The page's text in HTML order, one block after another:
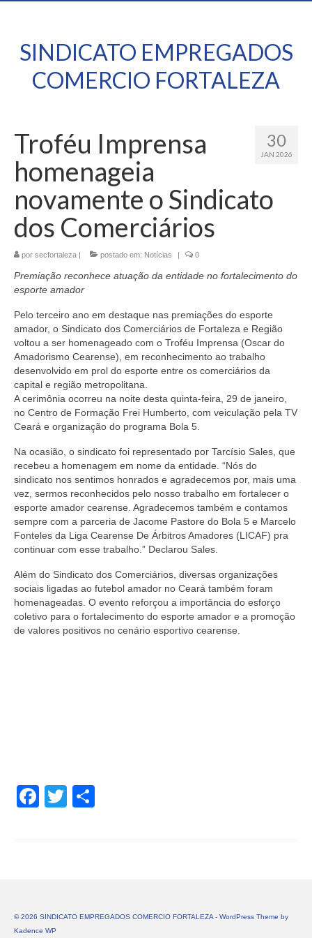
SINDICATO EMPREGADOS
COMERCIO FORTALEZA
30
JAN 2026
Troféu Imprensa
homenageia
novamente o Sindicato
dos Comerciários
por secfortaleza | postado em: Notícias | 0
Premiação reconhece atuação da entidade no fortalecimento do
esporte amador
Pelo terceiro ano em destaque nas premiações do esporte
amador, o Sindicato dos Comerciários de Fortaleza e Região
voltou a ser homenageado com o Troféu Imprensa (Oscar do
Amadorismo Cearense), em reconhecimento ao trabalho
desenvolvido em prol do esporte entre os comerciários da
capital e região metropolitana.
A cerimônia ocorreu na noite desta quinta-feira, 29 de janeiro,
no Centro de Formação Frei Humberto, com veiculação pela TV
Ceará e organização do programa Bola 5.
Na ocasião, o sindicato foi representado por Tarcísio Sales, que
recebeu a homenagem em nome da entidade. “Nós do
sindicato nos sentimos honrados e agradecemos por, mais uma
vez, sermos reconhecidos pelo nosso trabalho em fortalecer o
esporte amador cearense. Agradecemos também e contamos
sempre com a parceria de Jacome Pastore do Bola 5 e Marcelo
Fonteles da Liga Cearense De Árbitros Amadores (LICAF) pra
continuar com esse trabalho.” Declarou Sales.
Além do Sindicato dos Comerciários, diversas organizações
sociais ligadas ao futebol amador no Ceará também foram
homenageadas. O evento reforçou a importância do esforço
coletivo para o fortalecimento do esporte amador e a promoção
de valores positivos no cenário esportivo cearense.
Facebook
Twitter
© 2026 SINDICATO EMPREGADOS COMERCIO FORTALEZA - WordPress Theme by
Kadence WP